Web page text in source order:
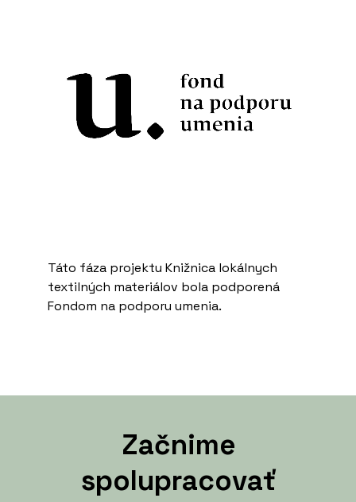
Táto fáza projektu Knižnica lokálnych
textilných materiálov bola podporená
Fondom na podporu umenia.
Začnime
spolupracovať